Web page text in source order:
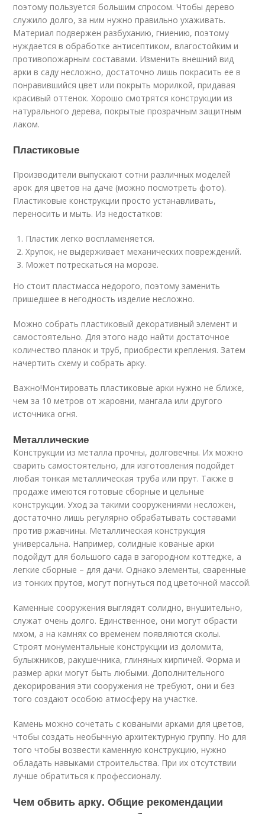
поэтому пользуется большим спросом. Чтобы дерево
служило долго, за ним нужно правильно ухаживать.
Материал подвержен разбуханию, гниению, поэтому
нуждается в обработке антисептиком, влагостойким и
противопожарным составами. Изменить внешний вид
арки в саду несложно, достаточно лишь покрасить ее в
понравившийся цвет или покрыть морилкой, придавая
красивый оттенок. Хорошо смотрятся конструкции из
натурального дерева, покрытые прозрачным защитным
лаком.
Пластиковые
Производители выпускают сотни различных моделей
арок для цветов на даче (можно посмотреть фото).
Пластиковые конструкции просто устанавливать,
переносить и мыть. Из недостатков:
Пластик легко воспламеняется.
Хрупок, не выдерживает механических повреждений.
Может потрескаться на морозе.
Но стоит пластмасса недорого, поэтому заменить
пришедшее в негодность изделие несложно.
Можно собрать пластиковый декоративный элемент и
самостоятельно. Для этого надо найти достаточное
количество планок и труб, приобрести крепления. Затем
начертить схему и собрать арку.
Важно!Монтировать пластиковые арки нужно не ближе,
чем за 10 метров от жаровни, мангала или другого
источника огня.
Металлические
Конструкции из металла прочны, долговечны. Их можно
сварить самостоятельно, для изготовления подойдет
любая тонкая металлическая труба или прут. Также в
продаже имеются готовые сборные и цельные
конструкции. Уход за такими сооружениями несложен,
достаточно лишь регулярно обрабатывать составами
против ржавчины. Металлическая конструкция
универсальна. Например, солидные кованые арки
подойдут для большого сада в загородном коттедже, а
легкие сборные – для дачи. Однако элементы, сваренные
из тонких прутов, могут погнуться под цветочной массой.
Каменные сооружения выглядят солидно, внушительно,
служат очень долго. Единственное, они могут обрасти
мхом, а на камнях со временем появляются сколы.
Строят монументальные конструкции из доломита,
булыжников, ракушечника, глиняных кирпичей. Форма и
размер арки могут быть любыми. Дополнительного
декорирования эти сооружения не требуют, они и без
того создают особою атмосферу на участке.
Камень можно сочетать с коваными арками для цветов,
чтобы создать необычную архитектурную группу. Но для
того чтобы возвести каменную конструкцию, нужно
обладать навыками строительства. При их отсутствии
лучше обратиться к профессионалу.
Чем обвить арку. Общие рекомендации